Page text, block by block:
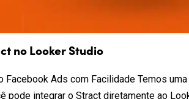
no Looker Studio
Facebook Ads com Facilidade Temos
pode integrar o Stract diretamente ao